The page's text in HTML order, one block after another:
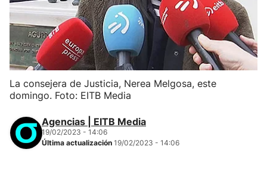
La consejera de Justicia, Nerea Melgosa, este
domingo. Foto: EITB Media
Agencias | EITB Media
19/02/2023 - 14:06
Última actualización 19/02/2023 - 14:06